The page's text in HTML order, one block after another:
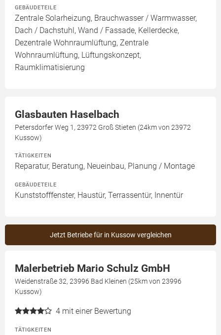
GEBÄUDETEILE
Zentrale Solarheizung, Brauchwasser / Warmwasser,
Dach / Dachstuhl, Wand / Fassade, Kellerdecke,
Dezentrale Wohnraumlüftung, Zentrale
Wohnraumlüftung, Lüftungskonzept,
Raumklimatisierung
Glasbauten Haselbach
Petersdorfer Weg 1, 23972 Groß Stieten (24km von 23972
Kussow)
TÄTIGKEITEN
Reparatur, Beratung, Neueinbau, Planung / Montage
GEBÄUDETEILE
Kunststofffenster, Haustür, Terrassentür, Innentür
Jetzt Betriebe für in Kussow vergleichen
Malerbetrieb Mario Schulz GmbH
Weidenstraße 32, 23996 Bad Kleinen (25km von 23996
Kussow)
4 mit einer Bewertung
TÄTIGKEITEN